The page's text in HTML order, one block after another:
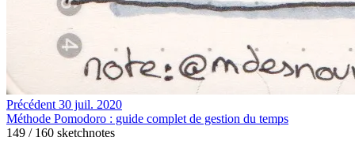
Précédent 30 juil. 2020
Méthode Pomodoro : guide complet de gestion du temps
149 / 160 sketchnotes